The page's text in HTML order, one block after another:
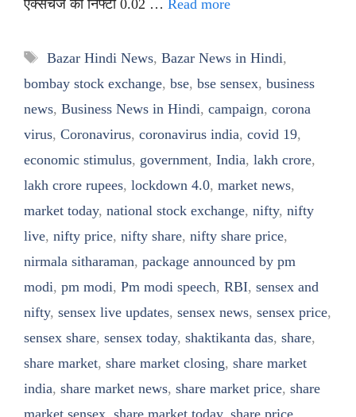
एक्सचेंज का निफ्टी 0.02 … Read more
Tags
Bazar Hindi News, Bazar News in Hindi,
bombay stock exchange, bse, bse sensex, business
news, Business News in Hindi, campaign, corona
virus, Coronavirus, coronavirus india, covid 19,
economic stimulus, government, India, lakh crore,
lakh crore rupees, lockdown 4.0, market news,
market today, national stock exchange, nifty, nifty
live, nifty price, nifty share, nifty share price,
nirmala sitharaman, package announced by pm
modi, pm modi, Pm modi speech, RBI, sensex and
nifty, sensex live updates, sensex news, sensex price,
sensex share, sensex today, shaktikanta das, share,
share market, share market closing, share market
india, share market news, share market price, share
market sensex share market today, share price